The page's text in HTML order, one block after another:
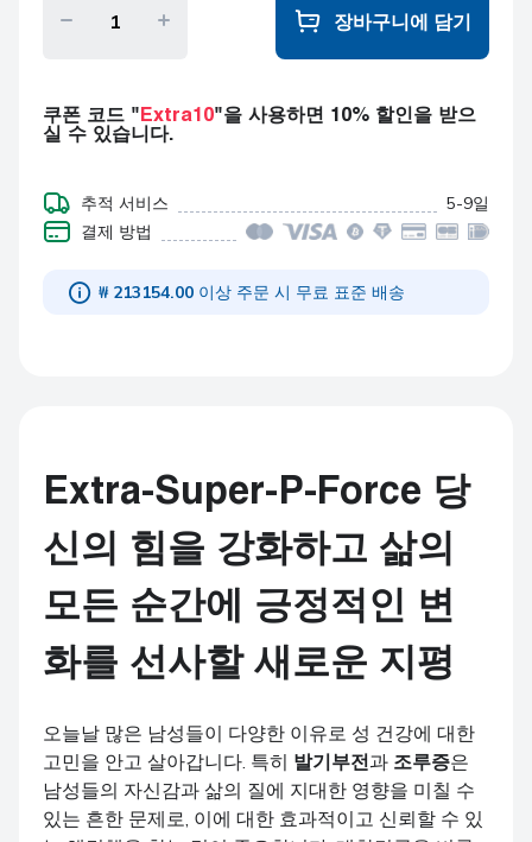
100mg + 100mg 20 정s
100mg + 100mg 32 정s
100mg + 100mg 60 정s
장바구니에 담기
쿠폰 코드 " Extra10"을 사용하면 10% 할인을 받으
실 수 있습니다.
추적 서비스
5-9일
결제 방법
₩ 213154.00 이상 주문 시 무료 표준 배송
Extra-Super-P-Force 당
신의 힘을 강화하고 삶의
모든 순간에 긍정적인 변
화를 선사할 새로운 지평
오늘날 많은 남성들이 다양한 이유로 성 건강에 대한
고민을 안고 살아갑니다. 특히 발기부전과 조루증은
남성들의 자신감과 삶의 질에 지대한 영향을 미칠 수
있는 흔한 문제로, 이에 대한 효과적이고 신뢰할 수 있